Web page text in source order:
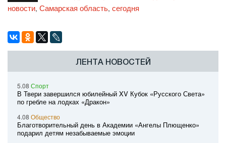
новости, Самарская область, сегодня
ЛЕНТА НОВОСТЕЙ
5.08 Спорт
В Твери завершился юбилейный XV Кубок «Русского Света»
по гребле на лодках «Дракон»
4.08 Общество
Благотворительный день в Академии «Ангелы Плющенко»
подарил детям незабываемые эмоции